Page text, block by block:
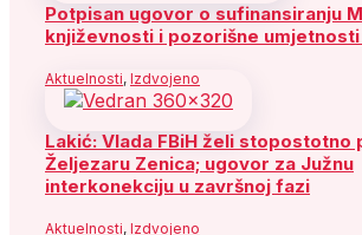
Potpisan ugovor o sufinansiranju
književnosti i pozorišne umjetnosti
Aktuelnosti, Izdvojeno
Lakić: Vlada FBiH želi stopostotno
Željezaru Zenica; ugovor za Južnu
interkonekciju u završnoj fazi
Aktuelnosti, Izdvojeno